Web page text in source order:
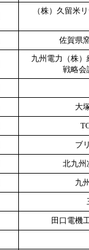
（株）久留米
佐賀県
九州電力（株
戦略会
大
ブ
北九州
九
田口電機